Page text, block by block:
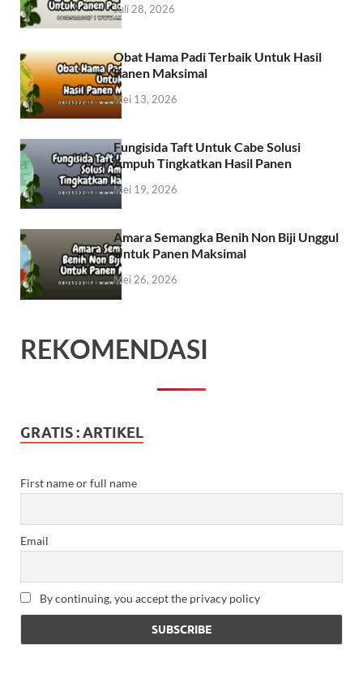
Juli 28, 2026
Obat Hama Padi Terbaik Untuk Hasil
Panen Maksimal
Mei 13, 2026
Fungisida Taft Untuk Cabe Solusi
Ampuh Tingkatkan Hasil Panen
Mei 19, 2026
Amara Semangka Benih Non Biji Unggul
Untuk Panen Maksimal
Mei 26, 2026
REKOMENDASI
GRATIS : ARTIKEL
First name or full name
Email
By continuing, you accept the privacy policy